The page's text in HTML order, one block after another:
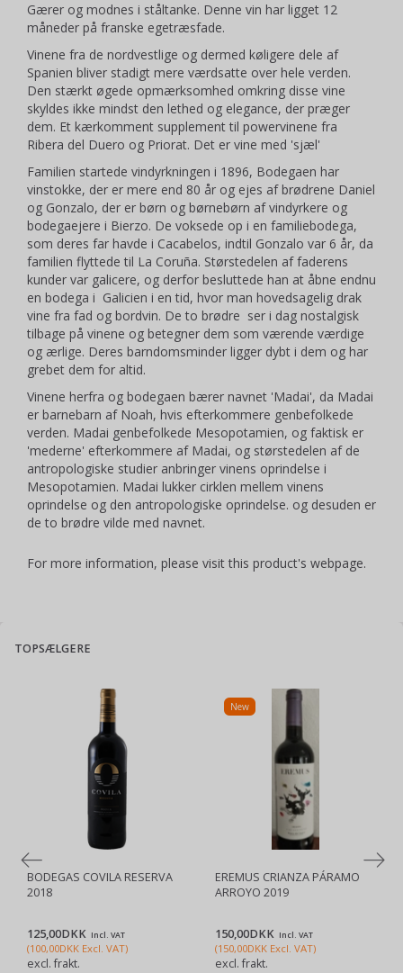
Gærer og modnes i ståltanke. Denne vin har ligget 12
måneder på franske egetræsfade.
Vinene fra de nordvestlige og dermed køligere dele af
Spanien bliver stadigt mere værdsatte over hele verden.
Den stærkt øgede opmærksomhed omkring disse vine
skyldes ikke mindst den lethed og elegance, der præger
dem. Et kærkomment supplement til powervinene fra
Ribera del Duero og Priorat. Det er vine med 'sjæl'
Familien startede vindyrkningen i 1896, Bodegaen har
vinstokke, der er mere end 80 år og ejes af brødrene Daniel
og Gonzalo, der er børn og børnebørn af vindyrkere og
bodegaejere i Bierzo. De voksede op i en familiebodega,
som deres far havde i Cacabelos, indtil Gonzalo var 6 år, da
familien flyttede til La Coruña. Størstedelen af faderens
kunder var galicere, og derfor besluttede han at åbne endnu
en bodega i Galicien i en tid, hvor man hovedsagelig drak
vine fra fad og bordvin. De to brødre ser i dag nostalgisk
tilbage på vinene og betegner dem som værende værdige
og ærlige. Deres barndomsminder ligger dybt i dem og har
grebet dem for altid.
Vinene herfra og bodegaen bærer navnet 'Madai', da Madai
er barnebarn af Noah, hvis efterkommere genbefolkede
verden. Madai genbefolkede Mesopotamien, og faktisk er
'mederne' efterkommere af Madai, og størstedelen af de
antropologiske studier anbringer vinens oprindelse i
Mesopotamien. Madai lukker cirklen mellem vinens
oprindelse og den antropologiske oprindelse. og desuden er
de to brødre vilde med navnet.
For more information, please visit this product's webpage.
TOPSÆLGERE
BODEGAS COVILA RESERVA
2018
125,00DKK Incl. VAT
(100,00DKK Excl. VAT)
excl. frakt.
New
EREMUS CRIANZA PÁRAMO
ARROYO 2019
150,00DKK Incl. VAT
(150,00DKK Excl. VAT)
excl. frakt.